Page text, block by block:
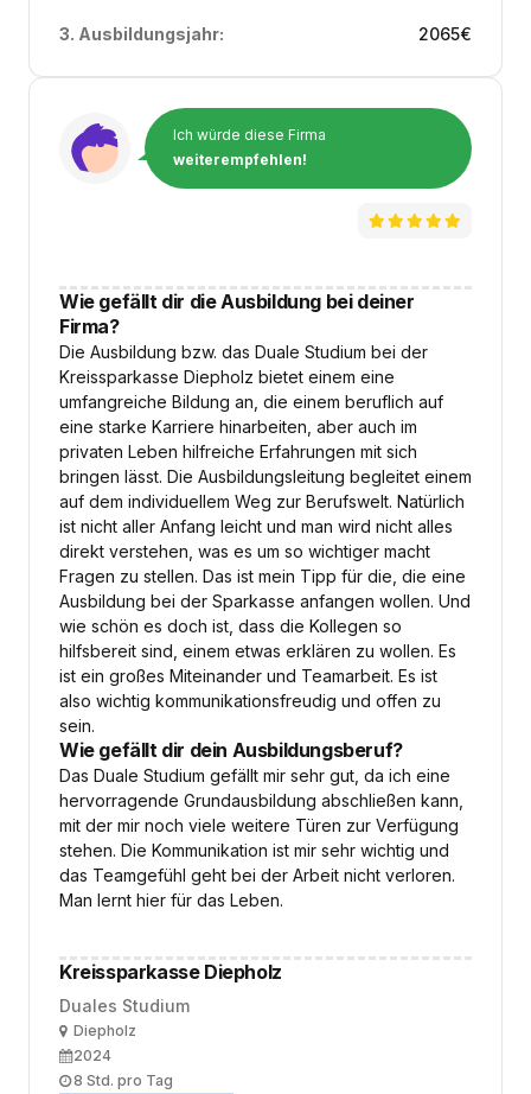
3. Ausbildungsjahr: 2065€
Ich würde diese Firma
weiterempfehlen!
Wie gefällt dir die Ausbildung bei deiner
Firma?
Die Ausbildung bzw. das Duale Studium bei der
Kreissparkasse Diepholz bietet einem eine
umfangreiche Bildung an, die einem beruflich auf
eine starke Karriere hinarbeiten, aber auch im
privaten Leben hilfreiche Erfahrungen mit sich
bringen lässt. Die Ausbildungsleitung begleitet einem
auf dem individuellem Weg zur Berufswelt. Natürlich
ist nicht aller Anfang leicht und man wird nicht alles
direkt verstehen, was es um so wichtiger macht
Fragen zu stellen. Das ist mein Tipp für die, die eine
Ausbildung bei der Sparkasse anfangen wollen. Und
wie schön es doch ist, dass die Kollegen so
hilfsbereit sind, einem etwas erklären zu wollen. Es
ist ein großes Miteinander und Teamarbeit. Es ist
also wichtig kommunikationsfreudig und offen zu
sein.
Wie gefällt dir dein Ausbildungsberuf?
Das Duale Studium gefällt mir sehr gut, da ich eine
hervorragende Grundausbildung abschließen kann,
mit der mir noch viele weitere Türen zur Verfügung
stehen. Die Kommunikation ist mir sehr wichtig und
das Teamgefühl geht bei der Arbeit nicht verloren.
Man lernt hier für das Leben.
Kreissparkasse Diepholz
Duales Studium
OrtDiepholz
Ausbildungsbeginn
2024
Arbeitszeit
8 Std. pro Tag